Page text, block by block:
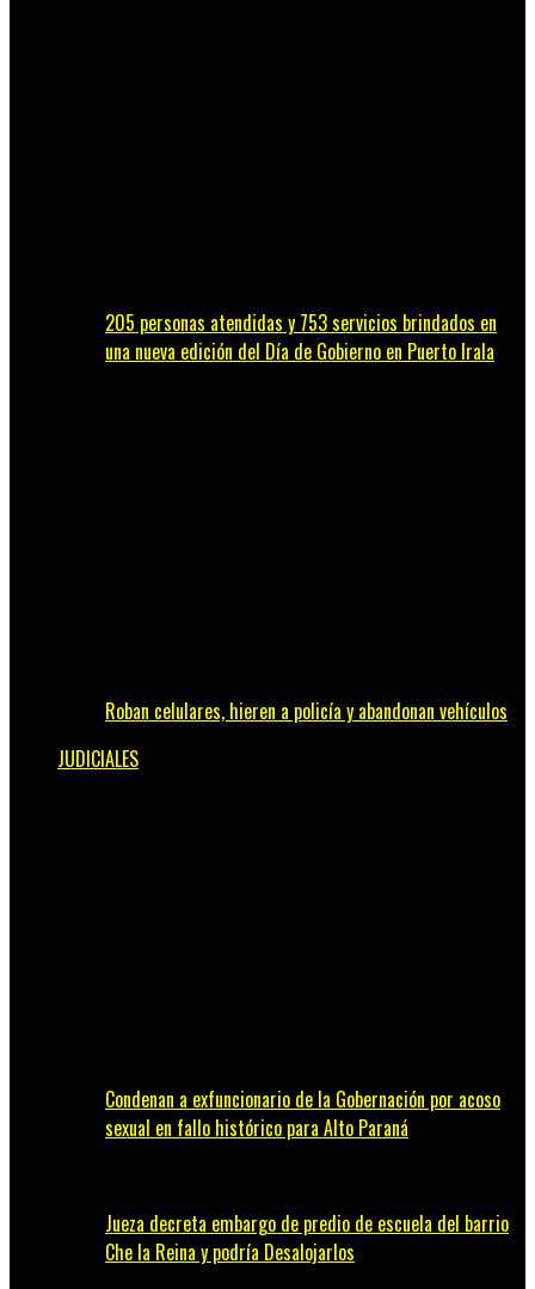
205 personas atendidas y 753 servicios brindados en
una nueva edición del Día de Gobierno en Puerto Irala
Roban celulares, hieren a policía y abandonan vehículos
JUDICIALES
Condenan a exfuncionario de la Gobernación por acoso
sexual en fallo histórico para Alto Paraná
Jueza decreta embargo de predio de escuela del barrio
Che la Reina y podría Desalojarlos